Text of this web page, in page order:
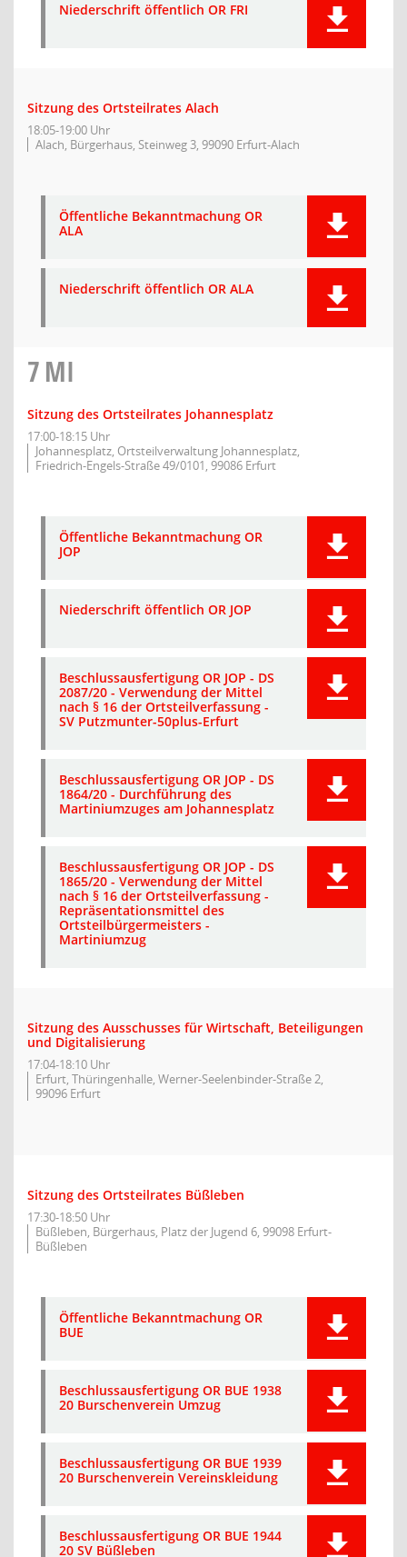
Niederschrift öffentlich OR FRI
Sitzung des Ortsteilrates Alach
18:05-19:00 Uhr
Alach, Bürgerhaus, Steinweg 3, 99090 Erfurt-Alach
Öffentliche Bekanntmachung OR
ALA
Niederschrift öffentlich OR ALA
7MI
Sitzung des Ortsteilrates Johannesplatz
17:00-18:15 Uhr
Johannesplatz, Ortsteilverwaltung Johannesplatz,
Friedrich-Engels-Straße 49/0101, 99086 Erfurt
Öffentliche Bekanntmachung OR
JOP
Niederschrift öffentlich OR JOP
Beschlussausfertigung OR JOP - DS
2087/20 - Verwendung der Mittel
nach § 16 der Ortsteilverfassung -
SV Putzmunter-50plus-Erfurt
Beschlussausfertigung OR JOP - DS
1864/20 - Durchführung des
Martiniumzuges am Johannesplatz
Beschlussausfertigung OR JOP - DS
1865/20 - Verwendung der Mittel
nach § 16 der Ortsteilverfassung -
Repräsentationsmittel des
Ortsteilbürgermeisters -
Martiniumzug
Sitzung des Ausschusses für Wirtschaft, Beteiligungen
und Digitalisierung
17:04-18:10 Uhr
Erfurt, Thüringenhalle, Werner-Seelenbinder-Straße 2,
99096 Erfurt
Sitzung des Ortsteilrates Büßleben
17:30-18:50 Uhr
Büßleben, Bürgerhaus, Platz der Jugend 6, 99098 Erfurt-
Büßleben
Öffentliche Bekanntmachung OR
BUE
Beschlussausfertigung OR BUE 1938
20 Burschenverein Umzug
Beschlussausfertigung OR BUE 1939
20 Burschenverein Vereinskleidung
Beschlussausfertigung OR BUE 1944
20 SV Büßleben